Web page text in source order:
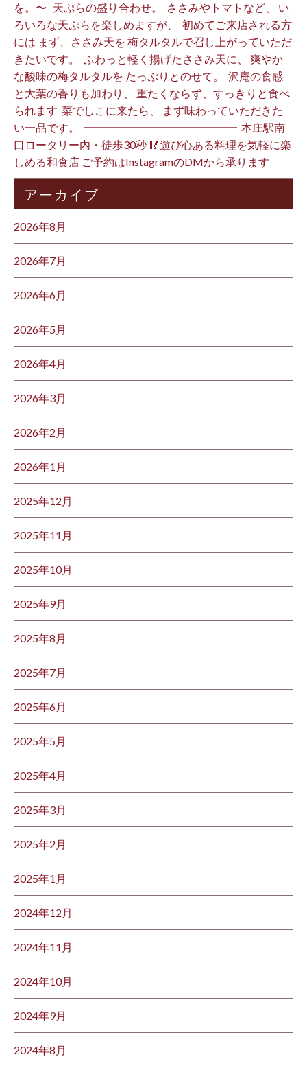
を。〜 ⁡ ⁡ 天ぷらの盛り合わせ。 ⁡ ささみやトマトなど、 い
ろいろな天ぷらを楽しめますが、 ⁡ 初めてご来店される方
には まず、ささみ天を 梅タルタルで召し上がっていただ
きたいです。 ⁡ ふわっと軽く揚げたささみ天に、 爽やか
な酸味の梅タルタルを たっぷりとのせて。 ⁡ 沢庵の食感
と大葉の香りも加わり、 重たくならず、すっきりと食べ
られます️ ⁡ 菜でしこに来たら、 まず味わっていただきた
い一品です。 ⁡ ━━━━━━━━━━━━━━ ⁡ 本庄駅南
口ロータリー内・徒歩30秒 🥢遊び心ある料理を気軽に楽
しめる和食店 ご予約はInstagramのDMから承ります ⁡
アーカイブ
2026年8月
2026年7月
2026年6月
2026年5月
2026年4月
2026年3月
2026年2月
2026年1月
2025年12月
2025年11月
2025年10月
2025年9月
2025年8月
2025年7月
2025年6月
2025年5月
2025年4月
2025年3月
2025年2月
2025年1月
2024年12月
2024年11月
2024年10月
2024年9月
2024年8月